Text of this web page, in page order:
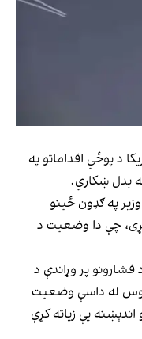
د پوځي اقداماتو په
بدل ښکاري.
په ګډون ځینو
کړی، چې دا وضعیت د
پر وړاندې د
له داسې وضعیت
یې زیاته کړې